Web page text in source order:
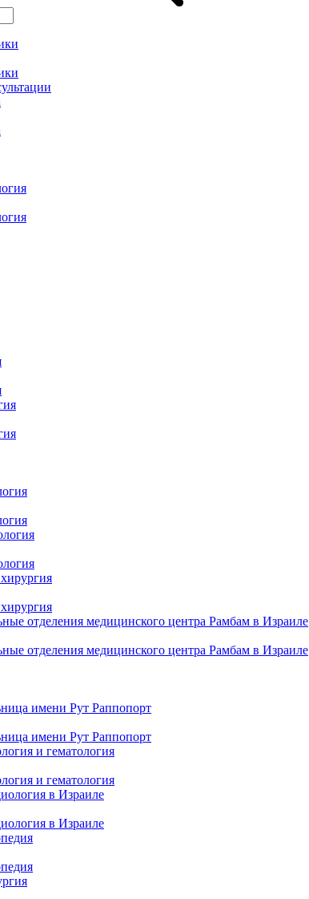
отделения медицинского центра Рамбам в Израиле
отделения медицинского центра Рамбам в Израиле
имени Рут Раппопорт
имени Рут Раппопорт
и гематология
и гематология
в Израиле
в Израиле